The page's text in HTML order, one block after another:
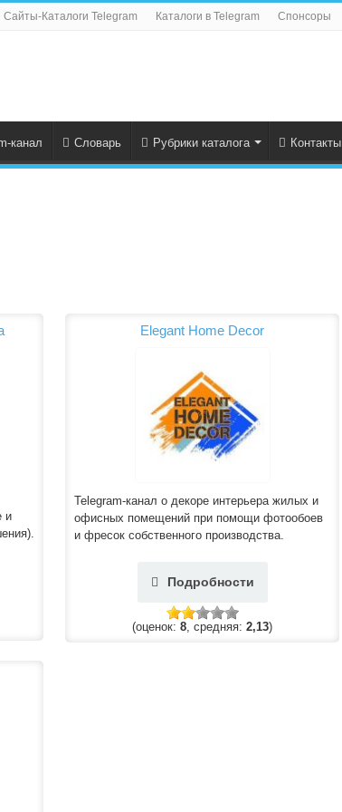
Сайты-Каталоги Telegram Каталоги в Telegram Спонсоры
канал Словарь Рубрики каталога Контакты
и
Elegant Home Decor
Telegram-канал о декоре интерьера жилых и
офисных помещений при помощи фотообоев
и фресок собственного производства.
Подробности
(оценок: 8, средняя: 2,13)